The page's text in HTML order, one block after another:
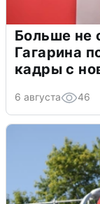
Больше не
Гагарина
кадры с
6 августа 46